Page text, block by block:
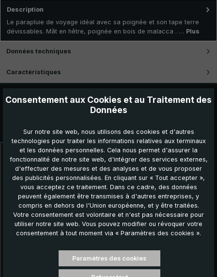
Description
Le parapluie de voyage idéal avec sa poignée et son tape terre
dévissables. Mât en hêtre, poignée en bois de malacca . … Plus
Données techniques
Caractéristiques
Ignorer la galerie de produits
Consentement aux Cookies et au Traitement des
Données
Sur notre site web, nous utilisons des cookies et d'autres
technologies pour traiter les informations relatives aux terminaux
et les données personnelles. Cela nous permet d'assurer la
fonctionnalité de notre site web, d'intégrer des services externes,
d'effectuer des mesures et des analyses et de vous proposer
des publicités personnalisées. En cliquant sur « Tout accepter »,
vous acceptez ce traitement. Dans ce cadre, des données
peuvent également être transmises à d'autres entreprises, y
compris en dehors de l'Union européenne, et y être traitées.
Votre consentement est volontaire et n'est pas nécessaire pour
utiliser notre site web. Vous pouvez modifier ou révoquer votre
consentement à tout moment via « Paramètres des cookies ».
Paramètres des cookies